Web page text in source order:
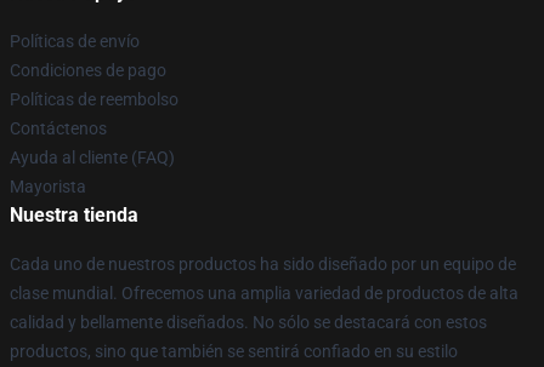
Políticas de envío
Condiciones de pago
Políticas de reembolso
Contáctenos
Ayuda al cliente (FAQ)
Mayorista
Nuestra tienda
Cada uno de nuestros productos ha sido diseñado por un equipo de
clase mundial. Ofrecemos una amplia variedad de productos de alta
calidad y bellamente diseñados. No sólo se destacará con estos
productos, sino que también se sentirá confiado en su estilo